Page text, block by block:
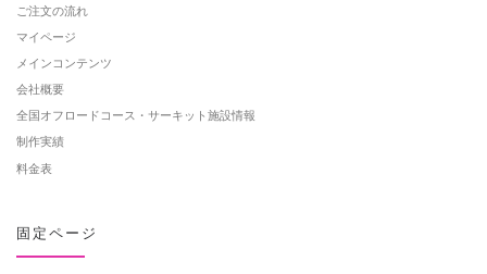
ご注文の流れ
マイページ
メインコンテンツ
会社概要
全国オフロードコース・サーキット施設情報
制作実績
料金表
固定ページ